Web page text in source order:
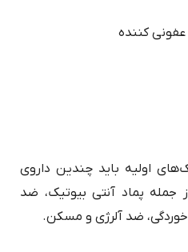
کننده
اولیه باید چندین داروی
جمله پماد آنتی بیوتیک، ضد
ضد آلرژی و مسکن.